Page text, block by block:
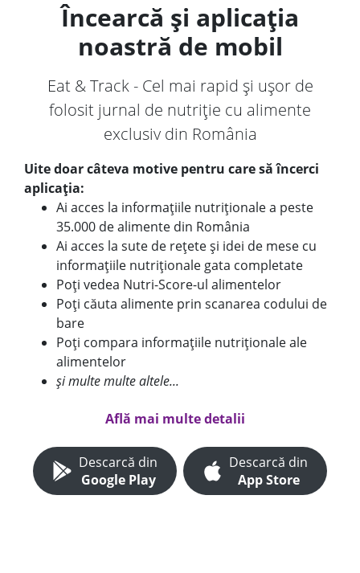
Încearcă și aplicația
noastră de mobil
Eat & Track - Cel mai rapid și ușor de
folosit jurnal de nutriție cu alimente
exclusiv din România
Uite doar câteva motive pentru care să încerci
aplicația:
Ai acces la informațiile nutriționale a peste
35.000 de alimente din România
Ai acces la sute de rețete și idei de mese cu
informațiile nutriționale gata completate
Poți vedea Nutri-Score-ul alimentelor
Poți căuta alimente prin scanarea codului de
bare
Poți compara informațiile nutriționale ale
alimentelor
și multe multe altele...
Află mai multe detalii
Descarcă din
Google Play
Descarcă din
App Store